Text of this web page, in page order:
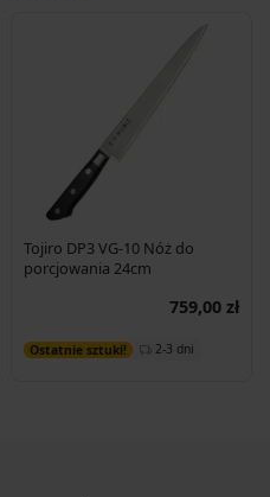
Tojiro DP3 VG-10 Nóż do
porcjowania 24cm
759,00 zł
Ostatnie sztuki! 2-3 dni
Dodaj do koszyka